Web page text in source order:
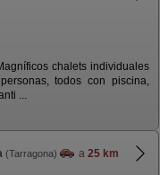
chalets individuales
todos con piscina,
...
(Tarragona) a 25 km